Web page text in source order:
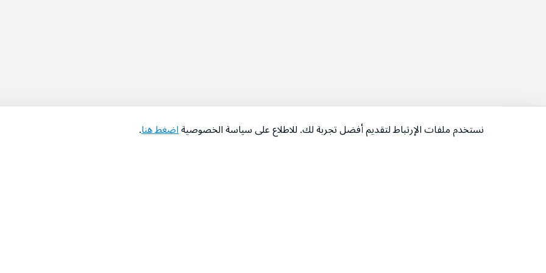
نستخدم ملفات الإرتباط لتقديم أفضل تجربة لك. للاطلاع على سياسة الخصوصيةاضغط هنا.